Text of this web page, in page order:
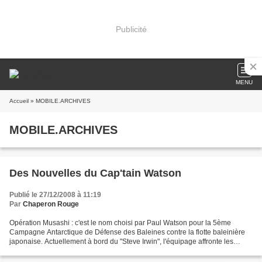
Publicité
MENU
Accueil » MOBILE.ARCHIVES
MOBILE.ARCHIVES
Des Nouvelles du Cap'tain Watson
Publié le 27/12/2008 à 11:19
Par Chaperon Rouge
Opération Musashi : c'est le nom choisi par Paul Watson pour la 5ème
Campagne Antarctique de Défense des Baleines contre la flotte baleinière
japonaise. Actuellement à bord du "Steve Irwin", l'équipage affronte les